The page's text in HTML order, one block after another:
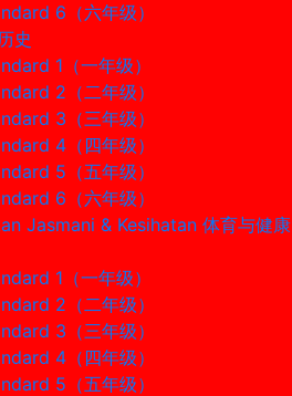
6（六年级）
史
1（一年级）
2（二年级）
3（三年级）
4（四年级）
5（五年级）
6（六年级）
Jasmani & Kesihatan 体育与健康
1（一年级）
2（二年级）
3（三年级）
4（四年级）
5（五年级）